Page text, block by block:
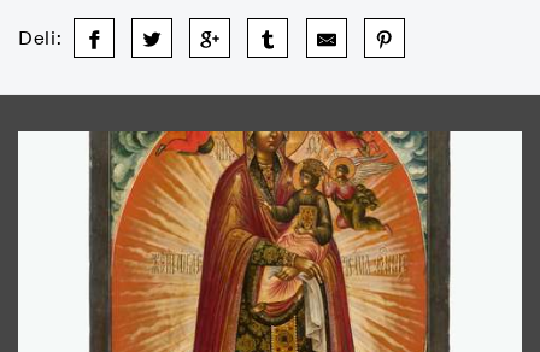
Deli: